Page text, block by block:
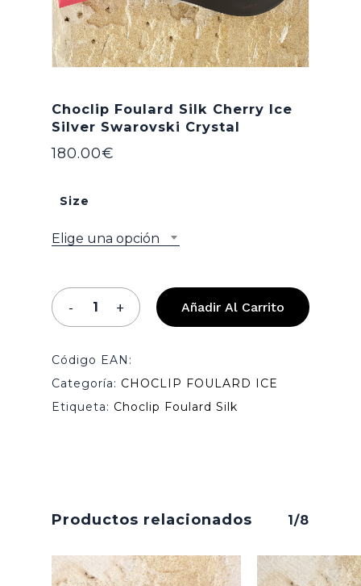
Choclip Foulard Silk Cherry Ice
Silver Swarovski Crystal
180.00€
Size
Elige una opción
Añadir Al Carrito
Código EAN:
Categoría: CHOCLIP FOULARD ICE
Etiqueta: Choclip Foulard Silk
Productos relacionados 1/8